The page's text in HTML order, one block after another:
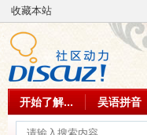
收藏本站
开始了解... 吴语拼音